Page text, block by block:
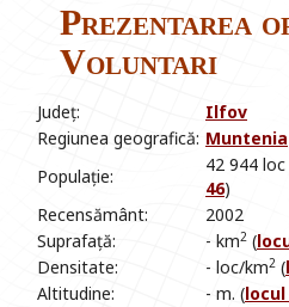
Prezentarea
Voluntari
Județ: Ilfov
Regiunea geografică: Muntenia
Populație:
42 944 loc
46)
Recensământ:
2002
Suprafață:
- km2 (
Densitate:
- loc/km2 (
Altitudine:
- m. (locul